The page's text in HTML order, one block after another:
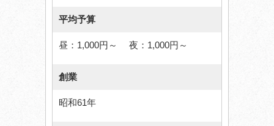
平均予算
昼：1,000円～ 夜：1,000円～
創業
昭和61年